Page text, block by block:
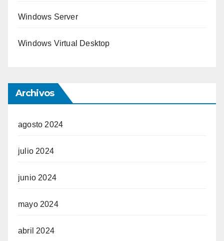
Windows Server
Windows Virtual Desktop
Archivos
agosto 2024
julio 2024
junio 2024
mayo 2024
abril 2024